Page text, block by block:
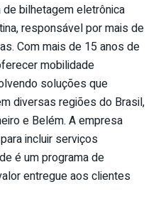
bilhetagem eletrônica
responsável por mais de
Com mais de 15 anos de
mobilidade
soluções que
diversas regiões do Brasil,
e Belém. A empresa
incluir serviços
é um programa de
entregue aos clientes